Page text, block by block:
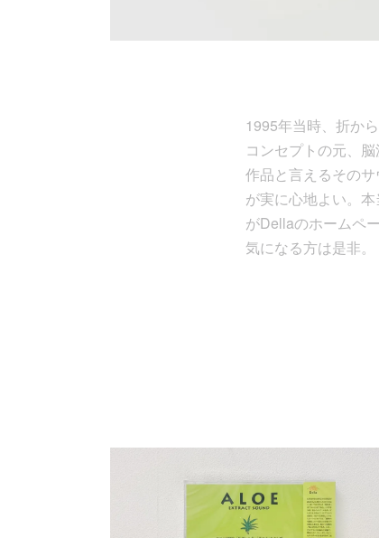
1995年当時、折か
コンセプトの元、
作品と言えるその
が実に心地よい。
がDellaのホームペ
気になる方は是非。